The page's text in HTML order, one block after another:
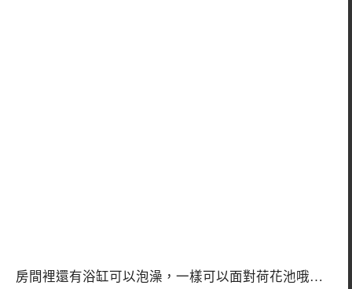
房間裡還有浴缸可以泡澡，一樣可以面對荷花池哦…